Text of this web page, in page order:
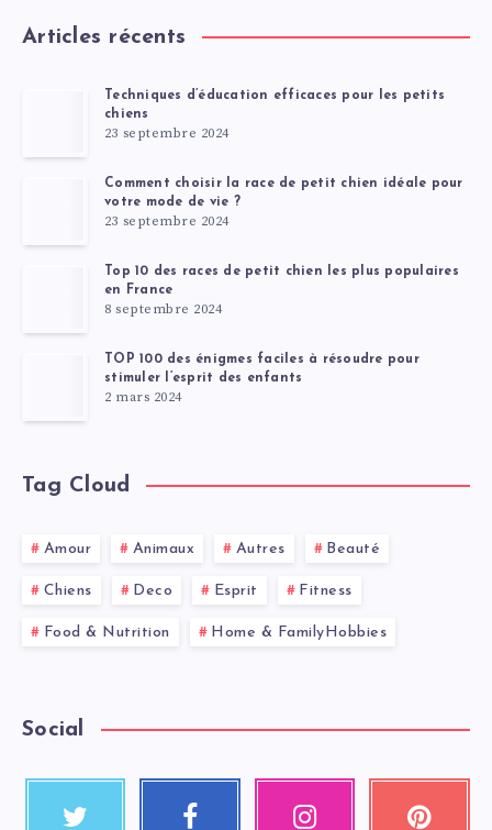
Articles récents
Techniques d’éducation efficaces pour les petits
chiens
23 septembre 2024
Comment choisir la race de petit chien idéale pour
votre mode de vie ?
23 septembre 2024
Top 10 des races de petit chien les plus populaires
en France
8 septembre 2024
TOP 100 des énigmes faciles à résoudre pour
stimuler l’esprit des enfants
2 mars 2024
Tag Cloud
Amour Animaux Autres Beauté
Chiens Deco Esprit Fitness
Food & Nutrition Home & FamilyHobbies
Social